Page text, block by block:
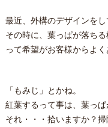
最近、外構のデザインを
その時に、葉っぱが落ち
って希望がお客様からよく
「もみじ」とかね。
紅葉するって事は、葉っぱ
それ・・・拾いますか？